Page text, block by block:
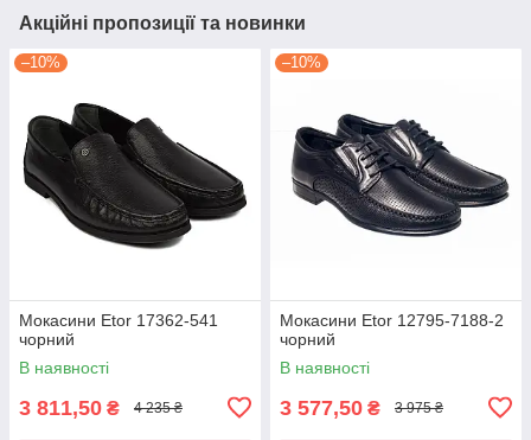
Акційні пропозиції та новинки
–10%
Мокасини Etor 17362-541
чорний
В наявності
3 811,50 ₴ 4 235 ₴
–10%
Мокасини Etor 12795-7188-2
чорний
В наявності
3 577,50 ₴ 3 975 ₴